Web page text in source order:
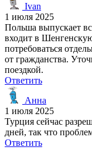
Ivan
1 июля 2025
Польша выпускает
входит в
потребоваться
от гражданства.
поездкой.
Ответить
Анна
1 июля 2025
Турция сейчас
дней, так что
Ответить